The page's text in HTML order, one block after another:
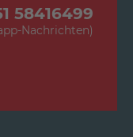
58416499
Nachrichten)